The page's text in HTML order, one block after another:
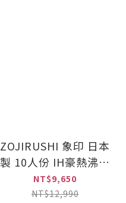
ZOJIRUSHI 象印 日本
製 10人份 IH豪熱沸騰
微電腦電子鍋(NP-
HEF18)
NT$9,650
NT$12,990